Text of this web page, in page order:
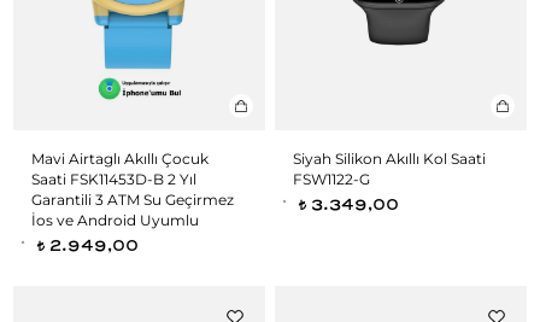
Mavi Airtaglı Akıllı Çocuk
Saati FSK11453D-B 2 Yıl
Garantili 3 ATM Su Geçirmez
İos ve Android Uyumlu
t 2.949,00
Siyah Silikon Akıllı Kol Saati
FSW1122-G
t 3.349,00